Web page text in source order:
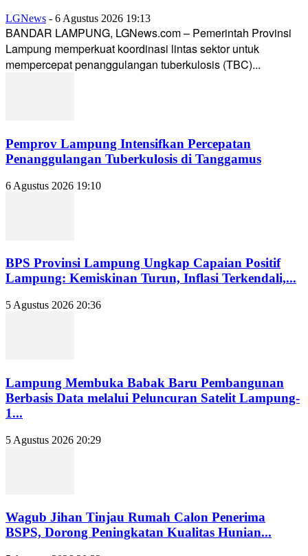
LGNews - 6 Agustus 2026 19:13
BANDAR LAMPUNG, LGNews.com – Pemerintah Provinsi
Lampung memperkuat koordinasi lintas sektor untuk
mempercepat penanggulangan tuberkulosis (TBC)...
Pemprov Lampung Intensifkan Percepatan
Penanggulangan Tuberkulosis di Tanggamus
6 Agustus 2026 19:10
BPS Provinsi Lampung Ungkap Capaian Positif
Lampung: Kemiskinan Turun, Inflasi Terkendali,...
5 Agustus 2026 20:36
Lampung Membuka Babak Baru Pembangunan
Berbasis Data melalui Peluncuran Satelit Lampung-
1...
5 Agustus 2026 20:29
Wagub Jihan Tinjau Rumah Calon Penerima
BSPS, Dorong Peningkatan Kualitas Hunian...